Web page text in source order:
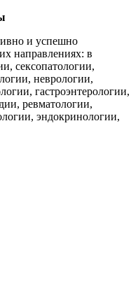
и успешно
направлениях: в
сексопатологии,
неврологии,
гастроэнтерологии,
ревматологии,
эндокринологии,